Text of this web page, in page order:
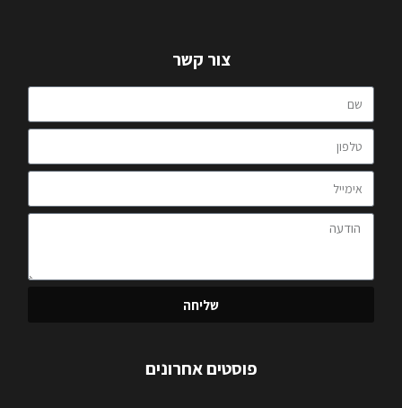
צור קשר
שליחה
פוסטים אחרונים